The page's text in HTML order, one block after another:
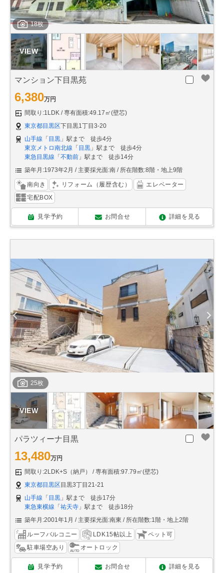
18枚
マンション下目黒苑
6,380万円
間取り:1LDK
専有面積:49.17㎡(壁芯)
東京都目黒区下目黒1丁目3-20
山手線 「目黒 」駅まで 徒歩4分
東京メトロ南北線 「目黒 」駅まで 徒歩4分
東急目黒線 「不動前 」駅まで 徒歩14分
築年月:1973年2月
主要採光面:南 所在階数:8階・地上9階
南向き リフォーム（履歴含む）
エレベーター
宅配BOX
見学予約 お問合せ 詳細を見る
25枚
パラツィーナ目黒
13,480万円
間取り:2LDK+S（納戸）
専有面積:97.79㎡(壁芯)
東京都目黒区 目黒3丁目21-21
山手線 「 目黒 」駅まで 徒歩17分
東急東横線 「 祐天寺 」駅まで 徒歩18分
築年月:2001年1月
主要採光面:南東 所在階数:1階・地上2階
ルーフバルコニー LDK15帖以上
ペット可
駐車場空あり
オートロック
見学予約 お問合せ 詳細を見る